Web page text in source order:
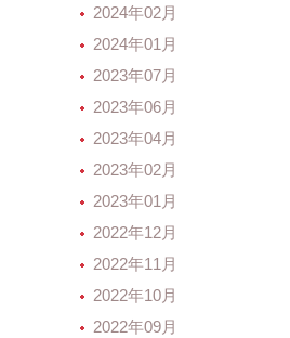
2024年02月
2024年01月
2023年07月
2023年06月
2023年04月
2023年02月
2023年01月
2022年12月
2022年11月
2022年10月
2022年09月